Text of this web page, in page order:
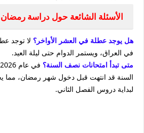
الأسئلة الشائعة حول دراسة
هل يوجد عطلة في العشر الأواخر؟ لا توجد
في العراق، ويستمر الدوام حتى ليلة العيد.
متى تبدأ امتحانات نصف السنة؟
السنة قد انتهت قبل دخول شهر رمضان،
لبداية دروس الفصل الثاني.